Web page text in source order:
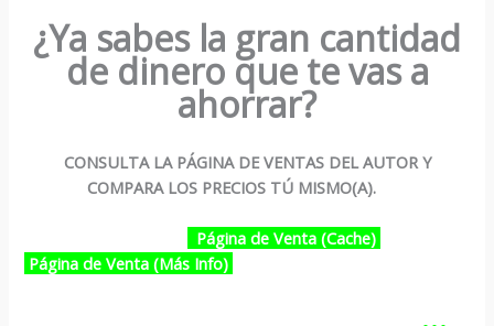
¿Ya sabes la gran cantidad
de dinero que te vas a
ahorrar?
CONSULTA LA PÁGINA DE VENTAS DEL AUTOR Y
COMPARA LOS PRECIOS TÚ MISMO(A).
Página de Venta (Cache)
Página de Venta (Más Info)
…………………………………………